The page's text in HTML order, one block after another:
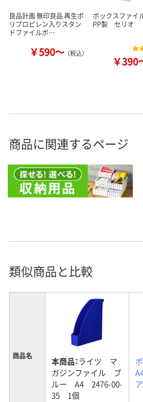
良品計画 無印良品 再生ポ
リプロピレン入りスタン
ドファイルボ…
￥590～ （税込）
ボックスファ
PP製 セリオ
￥390
商品に関連するページ
類似商品と比較
商品名 本商品：ライツ マ
ガジンファイル ブ
ルー A4 2476-00-
35 1個